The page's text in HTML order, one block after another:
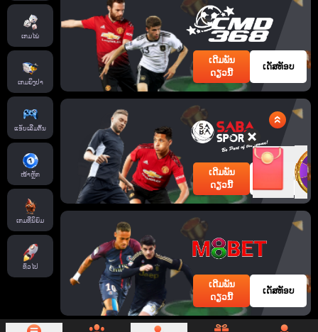
ເກມໄພ່
ເກມຍິງປາ
ແອັບເລີ່ມຕົ້ນ
ໜ້າຫຼັກ
ເກມທີ່ນິຍົມ
ທົ່ວໄປ
ເດີມພັນ
ດຽວນີ້
ເດັສທັອບ
ເດີມພັນ
ດຽວນີ້
ເດັສທັອບ
ເດີມພັນ
ດຽວນີ້
ເດັສທັອບ